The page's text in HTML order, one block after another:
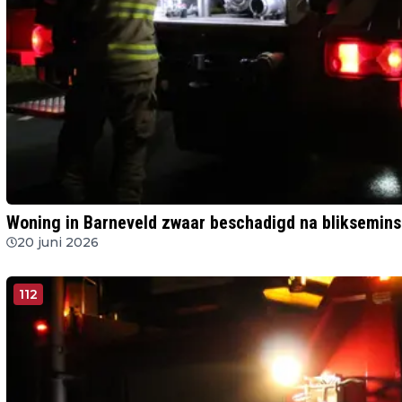
Woning in Barneveld zwaar beschadigd na
20 juni 2026
112